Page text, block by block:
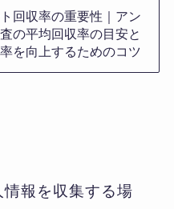
回収率の重要性｜アン
の平均回収率の目安と
を向上するためのコツ
報を収集する場